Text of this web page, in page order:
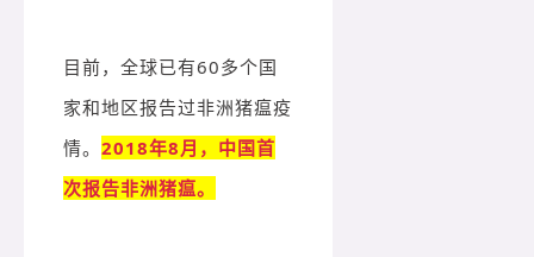
目前，全球已有60多个国
家和地区报告过非洲猪瘟疫
情。 2018年8月，中国首
次报告非洲猪瘟。